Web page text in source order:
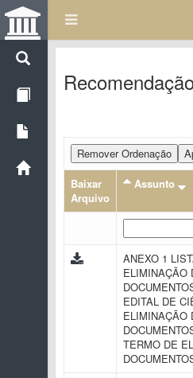
Remover Ordenação
Baixar
Arquivo
Assunto
ANEXO 1
ELIMINAÇÃO
EDITAL DE
ELIMINAÇÃO
TERMO DE